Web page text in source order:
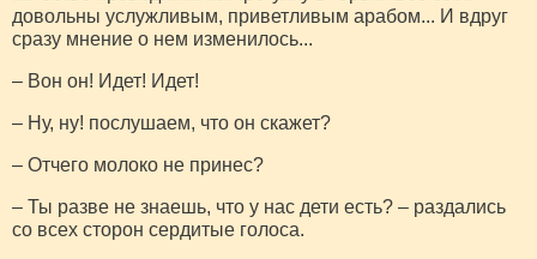
довольны услужливым, приветливым арабом... И вдруг
сразу мнение о нем изменилось...
– Вон он! Идет! Идет!
– Ну, ну! послушаем, что он скажет?
– Отчего молоко не принес?
– Ты разве не знаешь, что у нас дети есть? – раздались
со всех сторон сердитые голоса.